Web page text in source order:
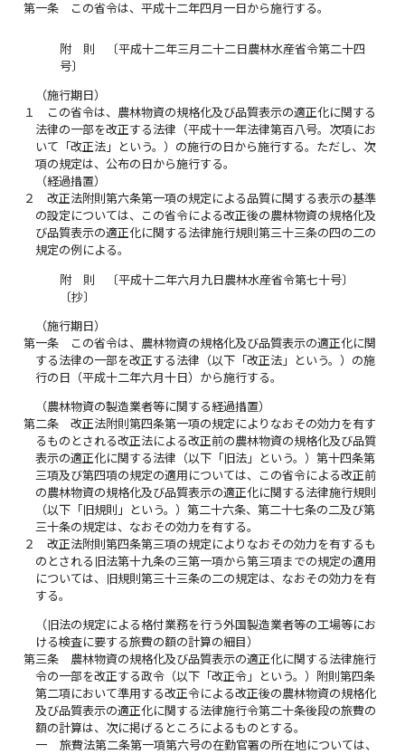
第一条
この省令は、平成十二年四月一日から施行する。
附 則 〔平成十二年三月二十二日農林水産省令第二十四
号〕
（施行期日）
１
この省令は、農林物資の規格化及び品質表示の適正化に関する
法律の一部を改正する法律（平成十一年法律第百八号。次項にお
いて「改正法」という。）の施行の日から施行する。ただし、次
項の規定は、公布の日から施行する。
（経過措置）
２
改正法附則第六条第一項の規定による品質に関する表示の基準
の設定については、この省令による改正後の農林物資の規格化及
び品質表示の適正化に関する法律施行規則第三十三条の四の二の
規定の例による。
附 則 〔平成十二年六月九日農林水産省令第七十号〕
〔抄〕
（施行期日）
第一条
この省令は、農林物資の規格化及び品質表示の適正化に関
する法律の一部を改正する法律（以下「改正法」という。）の施
行の日（平成十二年六月十日）から施行する。
（農林物資の製造業者等に関する経過措置）
第二条
改正法附則第四条第一項の規定によりなおその効力を有す
るものとされる改正法による改正前の農林物資の規格化及び品質
表示の適正化に関する法律（以下「旧法」という。）第十四条第
三項及び第四項の規定の適用については、この省令による改正前
の農林物資の規格化及び品質表示の適正化に関する法律施行規則
（以下「旧規則」という。）第二十六条、第二十七条の二及び第
三十条の規定は、なおその効力を有する。
２
改正法附則第四条第三項の規定によりなおその効力を有するも
のとされる旧法第十九条の三第一項から第三項までの規定の適用
については、旧規則第三十三条の二の規定は、なおその効力を有
する。
（旧法の規定による格付業務を行う外国製造業者等の工場等にお
ける検査に要する旅費の額の計算の細目）
第三条
農林物資の規格化及び品質表示の適正化に関する法律施行
令の一部を改正する政令（以下「改正令」という。）附則第四条
第二項において準用する改正令による改正後の農林物資の規格化
及び品質表示の適正化に関する法律施行令第二十条後段の旅費の
額の計算は、次に掲げるところによるものとする。
一
旅費法第二条第一項第六号の在勤官署の所在地については、